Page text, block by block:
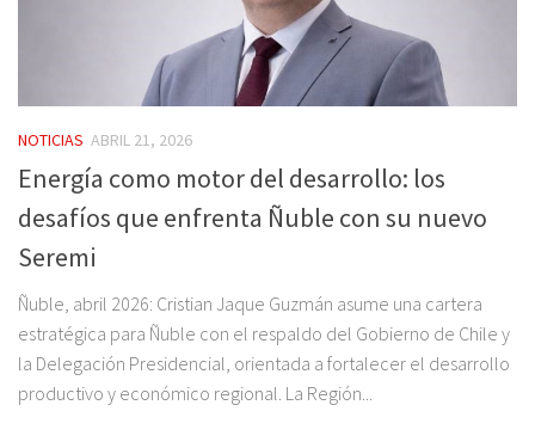
NOTICIAS ABRIL 21, 2026
Energía como motor del desarrollo: los
desafíos que enfrenta Ñuble con su nuevo
Seremi
Ñuble, abril 2026: Cristian Jaque Guzmán asume una cartera
estratégica para Ñuble con el respaldo del Gobierno de Chile y
la Delegación Presidencial, orientada a fortalecer el desarrollo
productivo y económico regional. La Región...